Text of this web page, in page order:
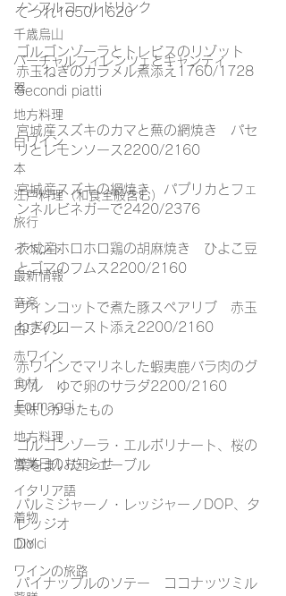
ノンアルコールドリンク
千歳烏山
バーチャルフィレンツェとキャンティ
器
地方料理
白ワイン
本
江戸料理（和食全般含む）
旅行
イベント
最新情報
音楽
白ワイン
赤ワイン
食材
美味しかったもの
地方料理
営業日のお知らせ
イタリア語
着物
DIY
ワインの旅路
てっれ1650/1620
ゴルゴンゾーラとトレビスのリゾット
赤玉ねぎのカラメル煮添え1760/1728
Secondi piatti
宮城産スズキのカマと蕪の網焼き　パセ
リとレモンソース2200/2160
宮城産スズキの網焼き　パプリカとフェ
ンネルビネガーで2420/2376
茨城産ホロホロ鶏の胡麻焼き　ひよこ豆
とゴマのフムス2200/2160
ヴィンコットで煮た豚スペアリブ　赤玉
ねぎのロースト添え2200/2160
赤ワインでマリネした蝦夷鹿バラ肉のグ
リル　ゆで卵のサラダ2200/2160
Formaggi
ゴルゴンゾーラ・エルボリナート、桜の
葉をまいたシェーブル
パルミジャーノ・レッジャーノDOP、タ
レッジオ
Dolci
パイナップルのソテー　ココナッツミル